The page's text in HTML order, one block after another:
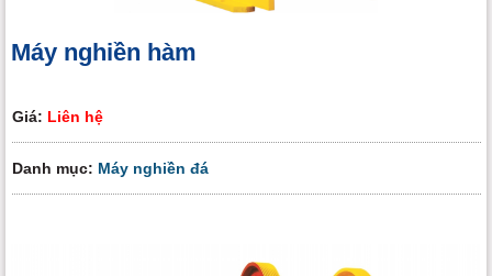
Máy nghiền hàm
Giá: Liên hệ
Danh mục: Máy nghiền đá